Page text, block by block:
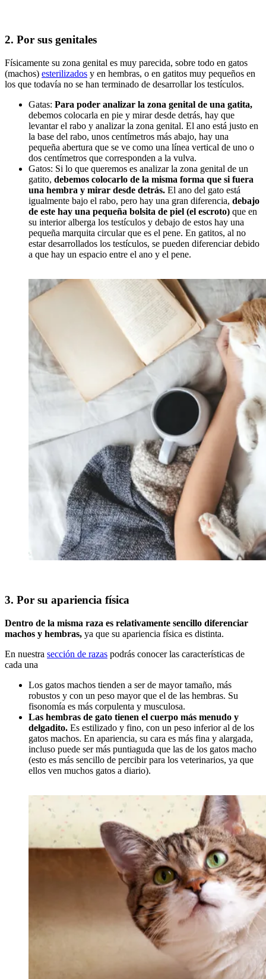
2. Por sus genitales
Físicamente su zona genital es muy parecida, sobre todo en gatos
(machos) esterilizados y en hembras, o en gatitos muy pequeños en
los que todavía no se han terminado de desarrollar los testículos.
Gatas: Para poder analizar la zona genital de una gatita,
debemos colocarla en pie y mirar desde detrás, hay que
levantar el rabo y analizar la zona genital. El ano está justo en
la base del rabo, unos centímetros más abajo, hay una
pequeña abertura que se ve como una línea vertical de uno o
dos centímetros que corresponden a la vulva.
Gatos: Si lo que queremos es analizar la zona genital de un
gatito, debemos colocarlo de la misma forma que si fuera
una hembra y mirar desde detrás. El ano del gato está
igualmente bajo el rabo, pero hay una gran diferencia, debajo
de este hay una pequeña bolsita de piel (el escroto) que en
su interior alberga los testículos y debajo de estos hay una
pequeña marquita circular que es el pene. En gatitos, al no
estar desarrollados los testículos, se pueden diferenciar debido
a que hay un espacio entre el ano y el pene.
3. Por su apariencia física
Dentro de la misma raza es relativamente sencillo diferenciar
machos y hembras, ya que su apariencia física es distinta.
En nuestra sección de razas podrás conocer las características de
cada una
Los gatos machos tienden a ser de mayor tamaño, más
robustos y con un peso mayor que el de las hembras. Su
fisonomía es más corpulenta y musculosa.
Las hembras de gato tienen el cuerpo más menudo y
delgadito. Es estilizado y fino, con un peso inferior al de los
gatos machos. En apariencia, su cara es más fina y alargada,
incluso puede ser más puntiaguda que las de los gatos macho
(esto es más sencillo de percibir para los veterinarios, ya que
ellos ven muchos gatos a diario).